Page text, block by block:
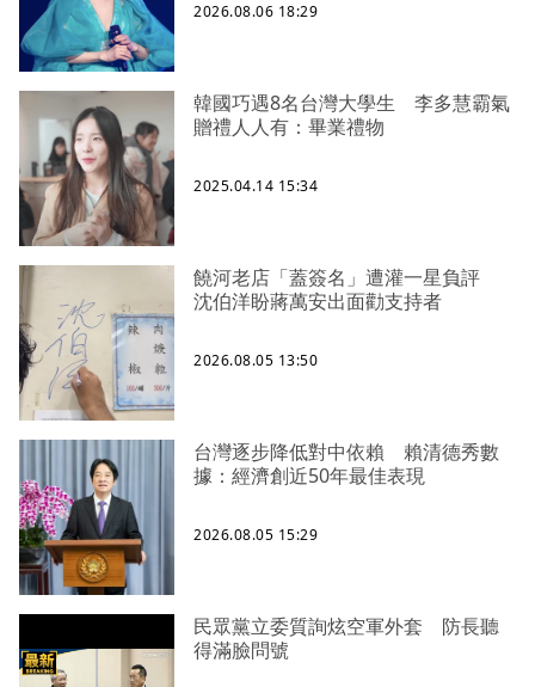
2026.08.06 18:29
韓國巧遇8名台灣大學生 李多慧霸氣
贈禮人人有：畢業禮物
2025.04.14 15:34
饒河老店「蓋簽名」遭灌一星負評
沈伯洋盼蔣萬安出面勸支持者
2026.08.05 13:50
台灣逐步降低對中依賴 賴清德秀數
據：經濟創近50年最佳表現
2026.08.05 15:29
民眾黨立委質詢炫空軍外套 防長聽
得滿臉問號